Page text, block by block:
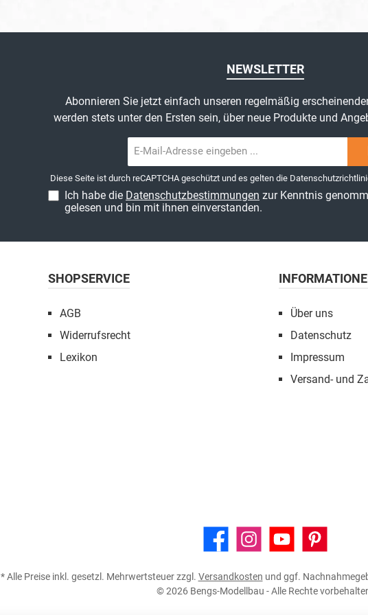
NEWSLETTER
Abonnieren Sie jetzt einfach unseren regelmäßig
werden stets unter den Ersten sein, über neue Produkte und
Mail-
Adresse*
Diese Seite ist durch reCAPTCHA geschützt und es gelten die
Ich habe die Datenschutzbestimmungen zur Kenntnis
gelesen und bin mit ihnen einverstanden.
SHOPSERVICE
AGB
Widerrufsrecht
Lexikon
Über uns
Datenschutz
Impressum
Versand- und
FacebookInstagramYouTube Pinterest
* Alle Preise inkl. gesetzl. Mehrwertsteuer zzgl. Versandkosten und ggf.
© 2026 Bengs-Modellbau - Alle Rechte